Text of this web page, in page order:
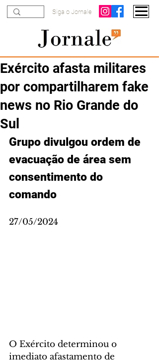
Siga o Jornale
Exército afasta militares
por compartilharem fake
news no Rio Grande do
Sul
Grupo divulgou ordem de
evacuação de área sem
consentimento do
comando
27/05/2024
O Exército determinou o
imediato afastamento de